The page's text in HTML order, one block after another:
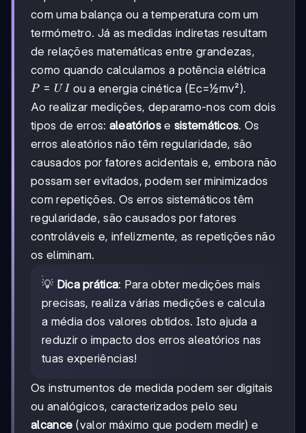
com uma balança ou a temperatura com um
termómetro. Já as medidas indiretas resultam
de relações matemáticas entre grandezas,
como quando calculamos a potência elétrica
P=UI
P = U I ou a energia cinética (Ec=½mv²).
Ao realizar medições, deparamo-nos com dois
tipos de erros: aleatóriose sistemáticos. Os
erros aleatórios não têm regularidade, são
causados por fatores acidentais e, embora não
possam ser evitados, podem ser minimizados
com repetições. Os erros sistemáticos têm
regularidade, são causados por fatores
controláveis e, infelizmente, as repetições não
os eliminam.
💡 Dica prática: Para obter medições mais
precisas, realiza várias medições e calcula
a média dos valores obtidos. Isto ajuda a
reduzir o impacto dos erros aleatórios nas
tuas experiências!
Os instrumentos de medida podem ser digitais
ou analógicos, caracterizados pelo seu
alcance (valor máximo que podem medir) e